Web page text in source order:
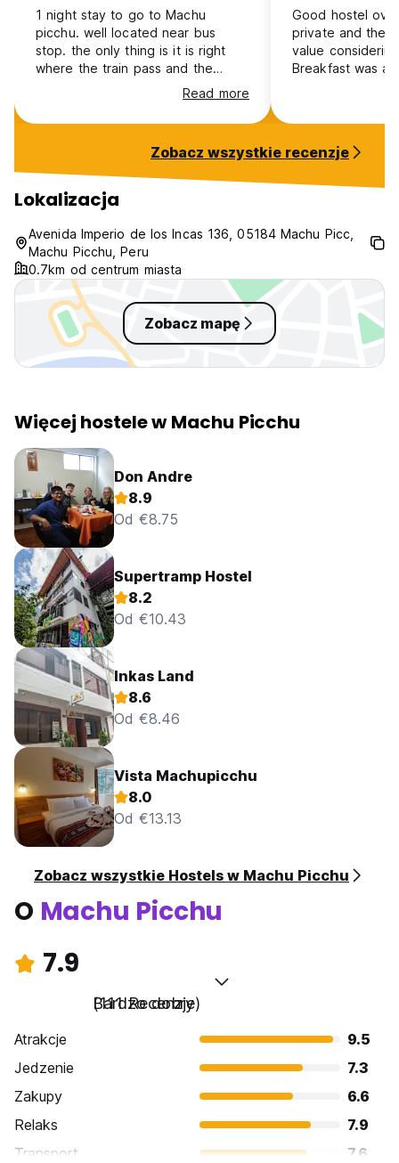
1 night stay to go to Machu
picchu. well located near bus
stop. the only thing is it is right
where the train pass and the
window is no soundproofing.Read more
Good hostel
private and the
value
Breakfast was
rooftop area to
space to read/
Zobacz wszystkie recenzje
Lokalizacja
Avenida Imperio de los Incas 136, 05184 Machu Picc,
Machu Picchu, Peru
0.7km od centrum miasta
Zobacz mapę
Więcej hostele w Machu Picchu
Don Andre
8.9
Od €8.75
Supertramp Hostel
8.2
Od €10.43
Inkas Land
8.6
Od €8.46
Vista Machupicchu
8.0
Od €13.13
Zobacz wszystkie Hostels w Machu Picchu
O Machu Picchu
7.9
Bardzo dobry
(111 Recenzje)
Atrakcje
9.5
Jedzenie
7.3
Zakupy
6.6
Relaks
7.9
Transport
7.6